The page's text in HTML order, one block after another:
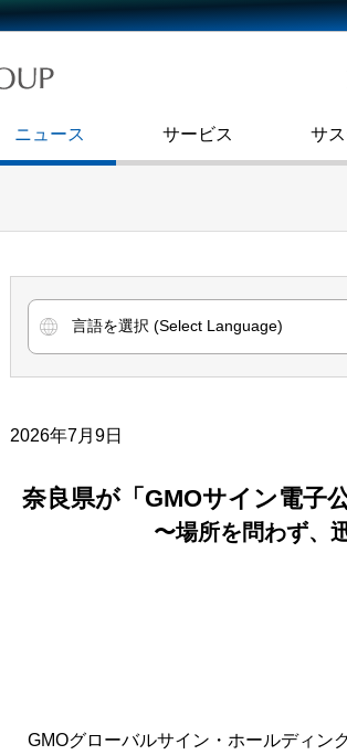
社史
渋谷
ニュース サービス サ
ン
よくあるご質問
2026年7月9日
奈良県が「GMOサイン電子
〜場所を問わず、
GMOグローバルサイン・ホールディン